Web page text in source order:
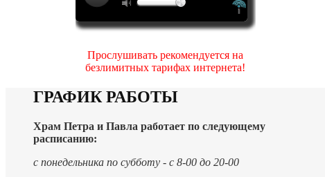
Прослушивать рекомендуется на
безлимитных тарифах интернета!
ГРАФИК РАБОТЫ
Храм Петра и Павла работает по следующему
расписанию:
с понедельника по субботу - с 8-00 до 20-00